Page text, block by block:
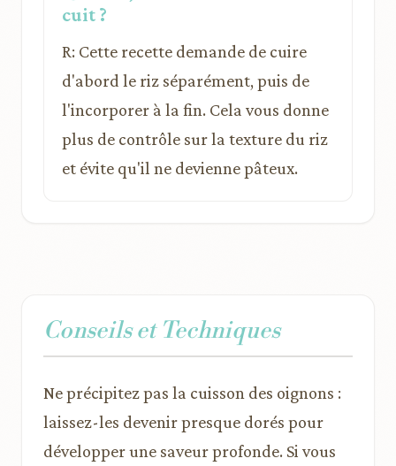
cuit ?
R: Cette recette demande de cuire
d'abord le riz séparément, puis de
l'incorporer à la fin. Cela vous donne
plus de contrôle sur la texture du riz
et évite qu'il ne devienne pâteux.
Conseils et Techniques
Ne précipitez pas la cuisson des oignons :
laissez-les devenir presque dorés pour
développer une saveur profonde. Si vous